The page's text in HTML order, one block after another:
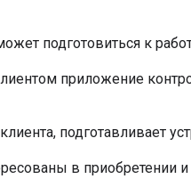
подготовиться к
приложение
подготавливает
в приобретении и